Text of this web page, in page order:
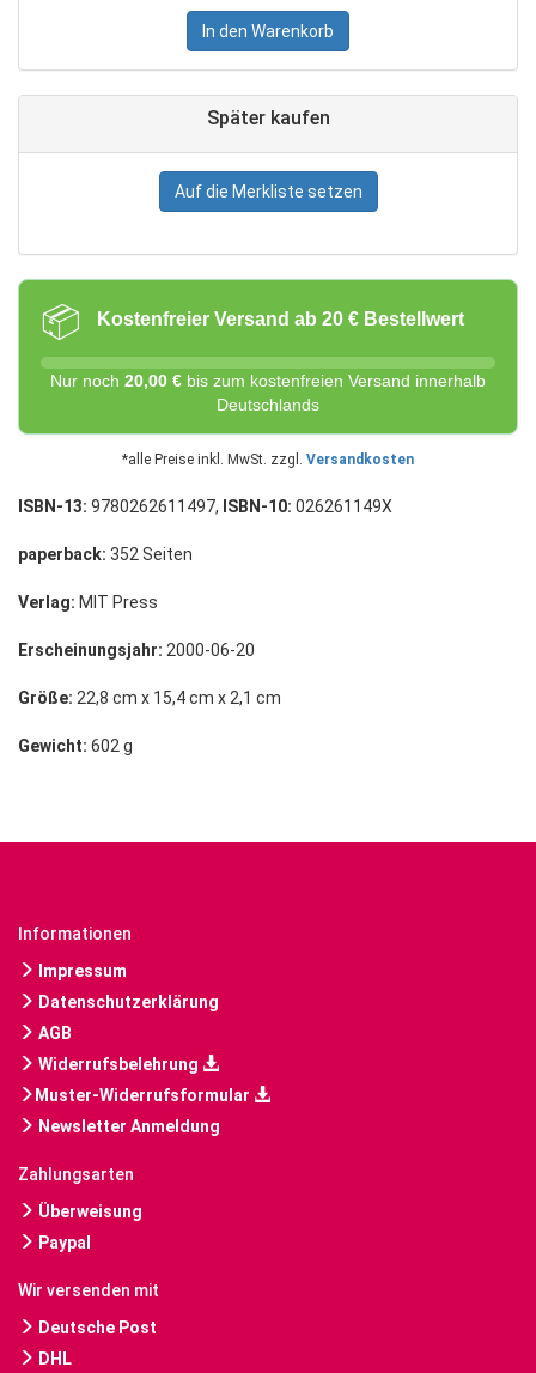
In den Warenkorb
Später kaufen
Auf die Merkliste setzen
📦 Kostenfreier Versand ab 20 € Bestellwert
Nur noch 20,00 € bis zum kostenfreien Versand innerhalb
Deutschlands
*alle Preise inkl. MwSt. zzgl. Versandkosten
ISBN-13: 9780262611497, ISBN-10: 026261149X
paperback: 352 Seiten
Verlag: MIT Press
Erscheinungsjahr: 2000-06-20
Größe: 22,8 cm x 15,4 cm x 2,1 cm
Gewicht: 602 g
Informationen
Impressum
Datenschutzerklärung
AGB
Widerrufsbelehrung
Muster-Widerrufsformular
Newsletter Anmeldung
Zahlungsarten
Überweisung
Paypal
Wir versenden mit
Deutsche Post
DHL